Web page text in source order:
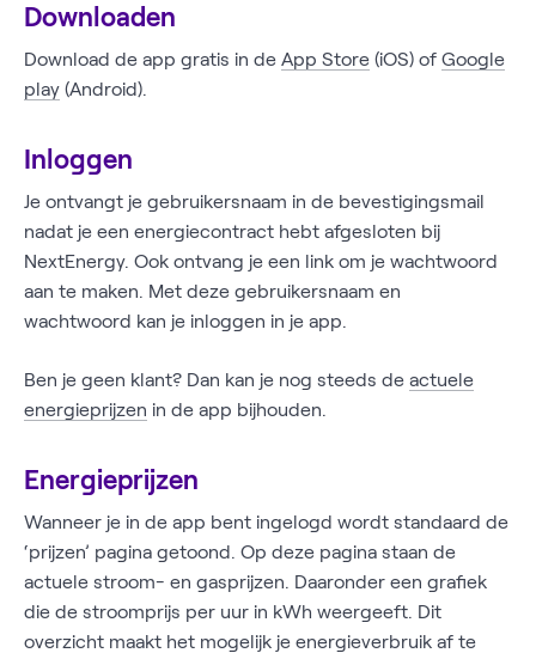
Downloaden
Download de app gratis in de App Store (iOS) of Google
play (Android).
Inloggen
Je ontvangt je gebruikersnaam in de bevestigingsmail
nadat je een energiecontract hebt afgesloten bij
NextEnergy. Ook ontvang je een link om je wachtwoord
aan te maken. Met deze gebruikersnaam en
wachtwoord kan je inloggen in je app.
Ben je geen klant? Dan kan je nog steeds de actuele
energieprijzen in de app bijhouden.
Energieprijzen
Wanneer je in de app bent ingelogd wordt standaard de
‘prijzen’ pagina getoond. Op deze pagina staan de
actuele stroom- en gasprijzen. Daaronder een grafiek
die de stroomprijs per uur in kWh weergeeft. Dit
overzicht maakt het mogelijk je energieverbruik af te